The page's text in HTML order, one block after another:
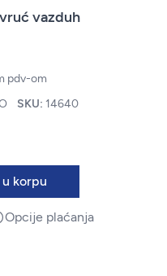
vazduh
pdv-om
SKU: 14640
u korpu
Opcije plaćanja